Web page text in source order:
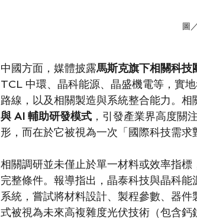
圖
中國方面，媒體披露馬斯克旗下相關科技
TCL 中環、晶科能源、晶盛機電等，實
路線，以及相關製造與系統整合能力。
與 AI 輔助研發模式 ，引發產業界高度關
形，而在於它被視為一次「國際科技需
相關調研並未僅止於單一材料或效率指
完整條件。報導指出，晶泰科技與晶科
系統，嘗試將材料設計、製程參數、器
式被視為未來高複雜度光伏技術（包含鈣